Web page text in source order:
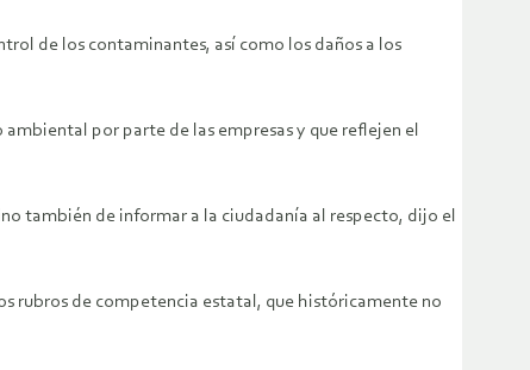
de los contaminantes, así como los daños a los
por parte de las empresas y que reflejen el
también de informar a la ciudadanía al respecto, dijo el
rubros de competencia estatal, que históricamente no